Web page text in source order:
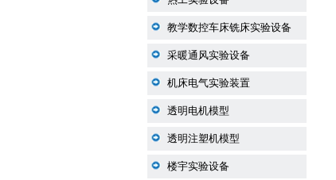
教学数控车床铣床实验设备
采暖通风实验设备
机床电气实验装置
透明电机模型
透明注塑机模型
楼宇实验设备